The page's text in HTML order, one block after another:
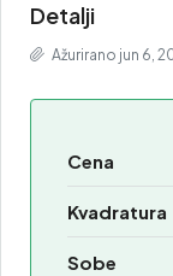
Detalji
Ažurirano jun 6,
Cena
Kvadratura
Sobe